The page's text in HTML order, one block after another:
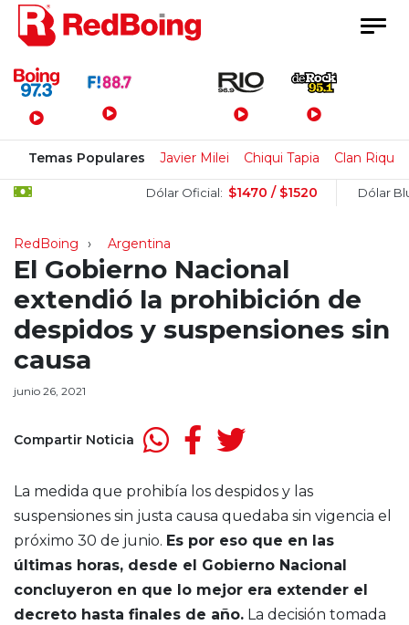
Menú Principal
Temas Populares Javier Milei Chiqui Tapia Clan
Dólar Oficial: $1470 / $1520 Dólar Blue:
RedBoing Argentina
El Gobierno Nacional
extendió la prohibición de
despidos y suspensiones sin
causa
junio 26, 2021
Compartir Noticia
La medida que prohibía los despidos y las
suspensiones sin justa causa quedaba sin vigencia el
próximo 30 de junio. Es por eso que en las
últimas horas, desde el Gobierno Nacional
concluyeron en que lo mejor era extender el
decreto hasta finales de año. La decisión tomada